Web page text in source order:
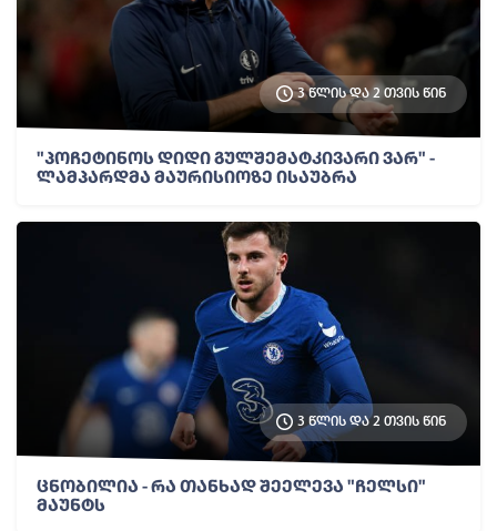
3 წლის და 2 თვის წინ
"პოჩეტინოს დიდი გულშემატკივარი ვარ" -
ლამპარდმა მაურისიოზე ისაუბრა
3 წლის და 2 თვის წინ
ცნობილია - რა თანხად შეელევა "ჩელსი"
მაუნტს